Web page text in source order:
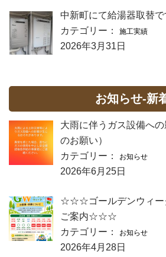
中新町にて給湯器取替で
カテゴリー：
施工実績
2026年3月31日
お知らせ-新
大雨に伴うガス設備へ
のお願い）
カテゴリー：
お知らせ
2026年6月25日
☆☆☆ゴールデンウィー
ご案内☆☆☆
カテゴリー：
お知らせ
2026年4月28日